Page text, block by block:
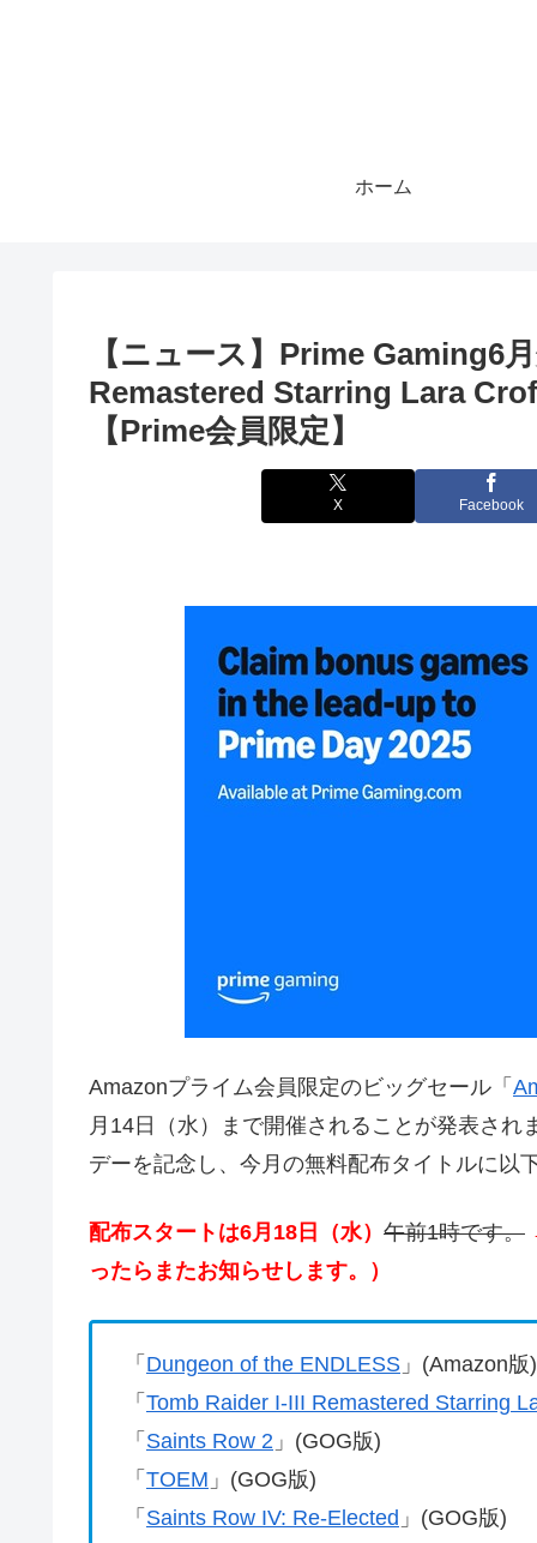
ホーム
【ニュース】Prime Gaming6
Remastered Starring Lara
【Prime会員限定】
X Facebook
Amazonプライム会員限定のビッグセール「
月14日（水）まで開催されることが発表さ
デーを記念し、今月の無料配布タイトルに以
配布スタートは6月18日（水） 午前1時です。
ったらまたお知らせします。）
「 Dungeon of the ENDLESS 」(Amazon版)
「 Tomb Raider I-III Remastered Starring
「 Saints Row 2 」(GOG版)
「 TOEM 」(GOG版)
「 Saints Row IV: Re-Elected 」(GOG版)